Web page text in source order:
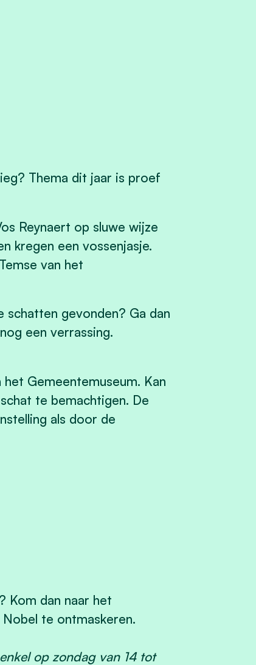
Thema dit jaar is proef
Reynaert op sluwe wijze
kregen een vossenjasje.
van het
schatten gevonden? Ga dan
een verrassing.
Gemeentemuseum. Kan
te bemachtigen. De
als door de
Kom dan naar het
te ontmaskeren.
op zondag van 14 tot